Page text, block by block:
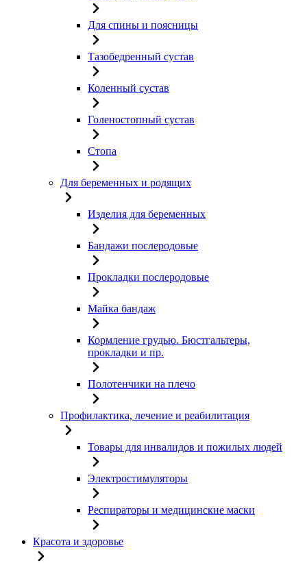
Для спины и поясницы
Тазобедренный сустав
Коленный сустав
Голеностопный сустав
Стопа
Для беременных и родящих
Изделия для беременных
Бандажи послеродовые
Прокладки послеродовые
Майка бандаж
Кормление грудью. Бюстгальтеры,
прокладки и пр.
Полотенчики на плечо
Профилактика, лечение и реабилитация
Товары для инвалидов и пожилых людей
Электростимуляторы
Респираторы и медицинские маски
Красота и здоровье